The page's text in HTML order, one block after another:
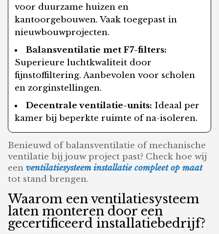
voor duurzame huizen en
kantoorgebouwen. Vaak toegepast in
nieuwbouwprojecten.
Balansventilatie met F7-filters:
Superieure luchtkwaliteit door
fijnstoffiltering. Aanbevolen voor scholen
en zorginstellingen.
Decentrale ventilatie-units: Ideaal per
kamer bij beperkte ruimte of na-isoleren.
Benieuwd of balansventilatie of mechanische
ventilatie bij jouw project past? Check hoe wij
eenventilatiesysteem installatie compleet op maat
tot stand brengen.
Waarom een ventilatiesysteem
laten monteren door een
gecertificeerd installatiebedrijf?